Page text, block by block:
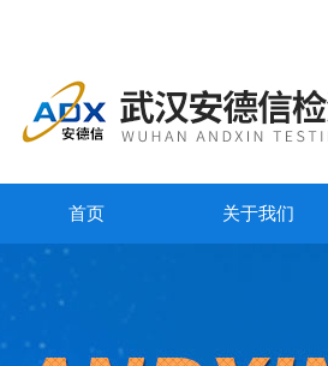
首页 关于我们